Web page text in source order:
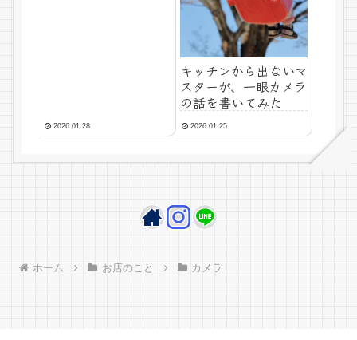
2026.01.28
キッチンから出ないマ
スターが、一眼カメラ
の話を書いてみた
2026.01.25
ホーム お店のこと カメラ